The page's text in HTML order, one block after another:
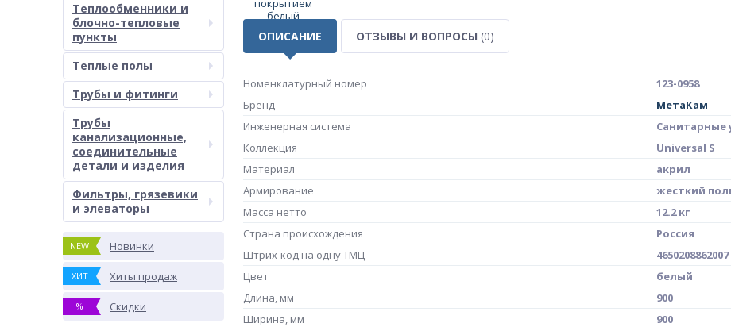
Теплообменники и
блочно-тепловые
пункты
Теплые полы
Трубы и фитинги
Трубы
канализационные,
соединительные
детали и изделия
Фильтры, грязевики
и элеваторы
NEW Новинки
ХИТ Хиты продаж
% Скидки
ОПИСАНИЕ ОТЗЫВЫ И ВОПРОСЫ (0)
Номенклатурный номер
123-0958
Бренд
МетаКам
Инженерная система
Санитарные
Коллекция
Universal S
Материал
акрил
Армирование
жесткий
Масса нетто
12.2 кг
Страна происхождения
Россия
Штрих-код на одну ТМЦ
4650208862007
Цвет
белый
Длина, мм
900
Ширина, мм
900